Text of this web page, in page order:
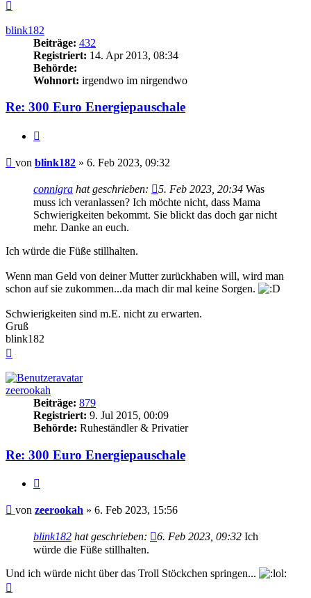
blink182
Beiträge: 432
Registriert: 14. Apr 2013, 08:34
Behörde:
Wohnort: irgendwo im nirgendwo
Re: 300 Euro Energiepauschale
Beitrag
von blink182 » 6. Feb 2023, 09:32
connigra hat geschrieben: 5. Feb 2023, 20:34 Was
muss ich veranlassen? Ich möchte nicht, dass Mama
Schwierigkeiten bekommt. Sie blickt das doch gar nicht
mehr. Danke an euch.
Ich würde die Füße stillhalten.
Wenn man Geld von deiner Mutter zurückhaben will, wird man
schon auf sie zukommen...da mach dir mal keine Sorgen.
Schwierigkeiten sind m.E. nicht zu erwarten.
Gruß
blink182
zeerookah
Beiträge: 879
Registriert: 9. Jul 2015, 00:09
Behörde: Ruheständler & Privatier
Re: 300 Euro Energiepauschale
Beitrag
von zeerookah » 6. Feb 2023, 15:56
blink182 hat geschrieben: 6. Feb 2023, 09:32 Ich
würde die Füße stillhalten.
Und ich würde nicht über das Troll Stöckchen springen...